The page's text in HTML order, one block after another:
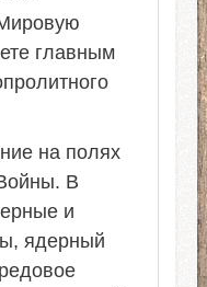
главным
на полях
В
и
ядерный